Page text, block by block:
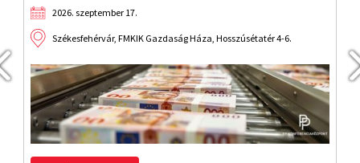
2026. szeptember 17.
Székesfehérvár, FMKIK Gazdaság Háza, Hosszúsétatér 4-6.